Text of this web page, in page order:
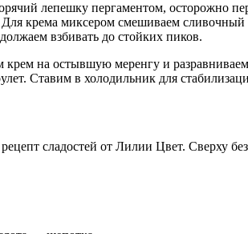
Для крема миксером смешиваем
взбивать до стойких пиков.
Ставим в холодильник для
сладостей от Лилии Цвет. Сверху